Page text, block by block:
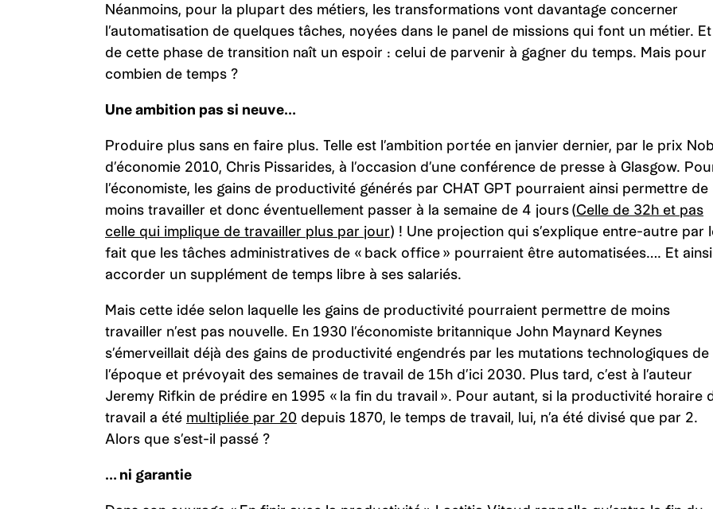
Néanmoins, pour la plupart des métiers, les transformations vont davantage concerner
l’automatisation de quelques tâches, noyées dans le panel de missions qui font un métier. Et
de cette phase de transition naît un espoir : celui de parvenir à gagner du temps. Mais pour
combien de temps ?
Une ambition pas si neuve…
Produire plus sans en faire plus. Telle est l’ambition portée en janvier dernier, par le prix
d’économie 2010, Chris Pissarides, à l’occasion d’une conférence de presse à Glasgow.
l’économiste, les gains de productivité générés par CHAT GPT pourraient ainsi permettre de
moins travailler et donc éventuellement passer à la semaine de 4 jours (Celle de 32h et pas
celle qui implique de travailler plus par jour) ! Une projection qui s’explique entre-autre par
fait que les tâches administratives de « back office » pourraient être automatisées…. Et ainsi
accorder un supplément de temps libre à ses salariés.
Mais cette idée selon laquelle les gains de productivité pourraient permettre de moins
travailler n’est pas nouvelle. En 1930 l’économiste britannique John Maynard Keynes
s’émerveillait déjà des gains de productivité engendrés par les mutations technologiques de
l’époque et prévoyait des semaines de travail de 15h d’ici 2030. Plus tard, c’est à l’auteur
Jeremy Rifkin de prédire en 1995 « la fin du travail ». Pour autant, si la productivité horaire
travail a été multipliée par 20 depuis 1870, le temps de travail, lui, n’a été divisé que par 2.
Alors que s’est-il passé ?
… ni garantie